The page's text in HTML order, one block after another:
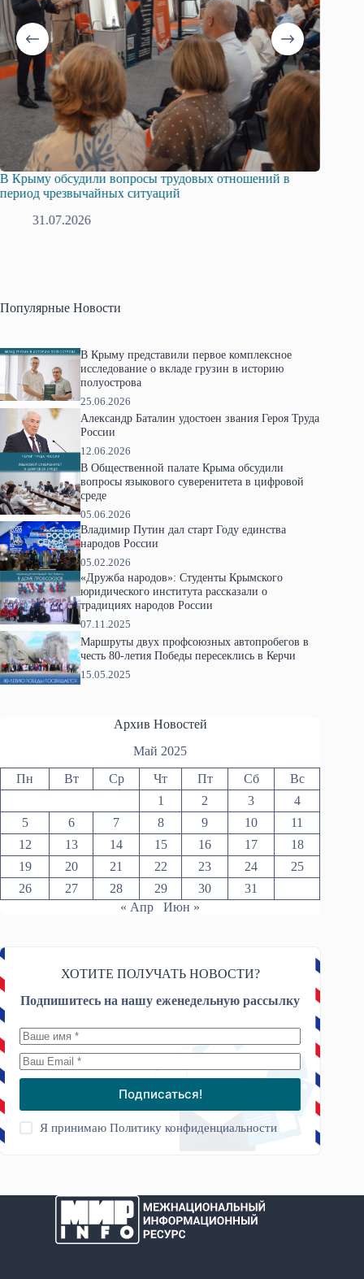
отношений в
Русская община Крыма и Федерация
профсоюзов Крыма укрепляют
Популярные Новости
В Крыму представили первое комплексное
исследование о вкладе грузин в историю
полуострова
25.06.2026
Александр Баталин удостоен звания Героя Труда
России
12.06.2026
В Общественной палате Крыма обсудили
вопросы языкового суверенитета в цифровой
среде
05.06.2026
Владимир Путин дал старт Году единства
народов России
05.02.2026
«Дружба народов»: Студенты Крымского
юридического института рассказали о
традициях народов России
07.11.2025
Маршруты двух профсоюзных автопробегов в
честь 80-летия Победы пересеклись в Керчи
15.05.2025
Архив Новостей
Май 2025
Пн Вт Ср Чт Пт Сб
Вс
1
2 3
4
5
6 7 8 9 10
11
12
13 14 15 16 17
18
19
20 21 22 23 24
25
26
27 28 29 30
31
« Апр
Июн »
ХОТИТЕ ПОЛУЧАТЬ НОВОСТИ?
Подпишитесь на нашу еженедельную рассылку
Подписаться!
Я принимаюПолитику конфиденциальности